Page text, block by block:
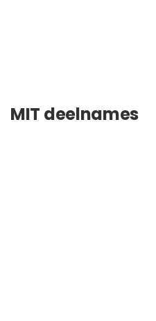
MIT deelnames